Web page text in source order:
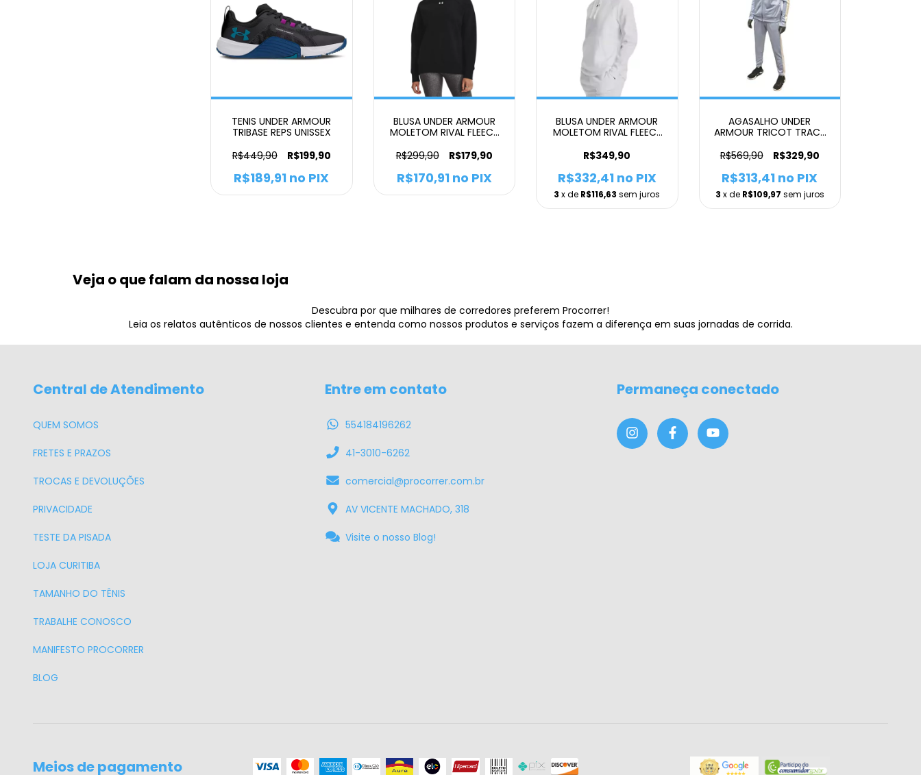
TENIS UNDER ARMOUR
TRIBASE REPS UNISSEX
R$449,90
R$199,90
R$189,91 no PIX
BLUSA UNDER ARMOUR
MOLETOM RIVAL FLEECE
R$299,90
R$179,90
R$170,91no PIX
BLUSA UNDER ARMOUR
MOLETOM RIVAL FLEECE
R$349,90
3 x de R$116,63 sem juros
R$332,41no PIX
AGASALHO UNDER
ARMOUR TRICOT TRACK
R$569,90
R$329,90
3 x de R$109,97 sem juros
R$313,41 no PIX
Veja o que falam da nossa loja
Descubra por que milhares de corredores preferem Procorrer!
Leia os relatos autênticos de nossos clientes e entenda como nossos produtos e serviços fazem a diferença em suas jornadas de corrida.
Central de Atendimento
QUEM SOMOS
FRETES E PRAZOS
TROCAS E DEVOLUÇÕES
PRIVACIDADE
TESTE DA PISADA
LOJA CURITIBA
TAMANHO DO TÊNIS
TRABALHE CONOSCO
MANIFESTO PROCORRER
BLOG
Entre em contato
554184196262
41-3010-6262
comercial@procorrer.com.br
AV VICENTE MACHADO, 318
Visite o nosso Blog!
Permaneça conectado
Meios de pagamento